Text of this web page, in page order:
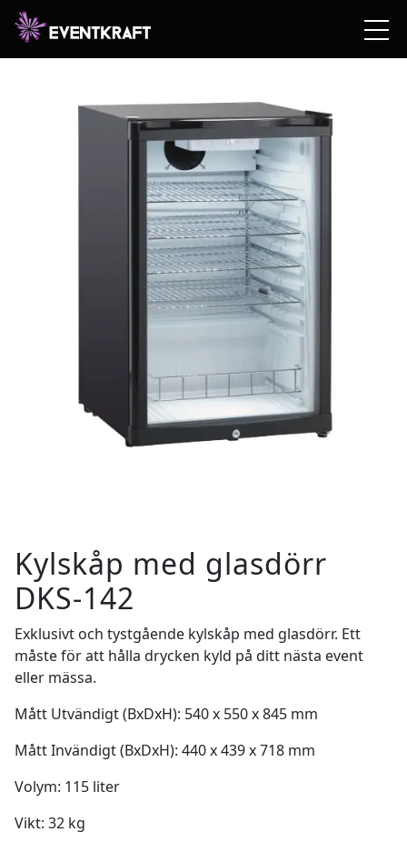
Hem
Inredning/Vitvaror / Kylskåp med glasdörr DKS-142
Kylskåp med glasdörr
DKS-142
Exklusivt och tystgående kylskåp med glasdörr. Ett
måste för att hålla drycken kyld på ditt nästa event
eller mässa.
Mått Utvändigt (BxDxH): 540 x 550 x 845 mm
Mått Invändigt (BxDxH): 440 x 439 x 718 mm
Volym: 115 liter
Vikt: 32 kg